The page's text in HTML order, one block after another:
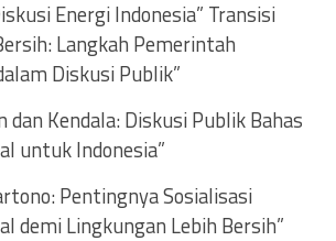
Energi Indonesia” Transisi
Langkah Pemerintah
Diskusi Publik”
dan Kendala: Diskusi Publik Bahas
untuk Indonesia”
Pentingnya Sosialisasi
demi Lingkungan Lebih Bersih”